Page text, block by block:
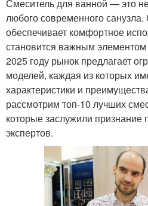
Смеситель для ванной — это
любого современного санузла.
обеспечивает комфортное
становится важным
2025 году рынок предлагает
моделей, каждая из которых
характеристики и
рассмотрим топ-10 лучших
которые заслужили признание
экспертов.